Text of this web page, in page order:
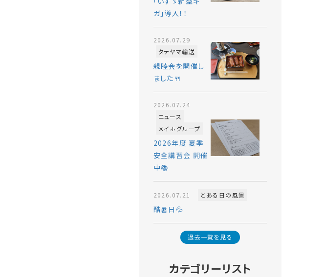
ガ」導入！！
2026.07.29
タテヤマ輸送
親睦会を開催し
ました🍴
2026.07.24
ニュース
メイホグループ
2026年度 夏季
安全講習会 開催
中📚
2026.07.21 とある日の風景
酷暑日💦
過去一覧を見る
カテゴリーリスト